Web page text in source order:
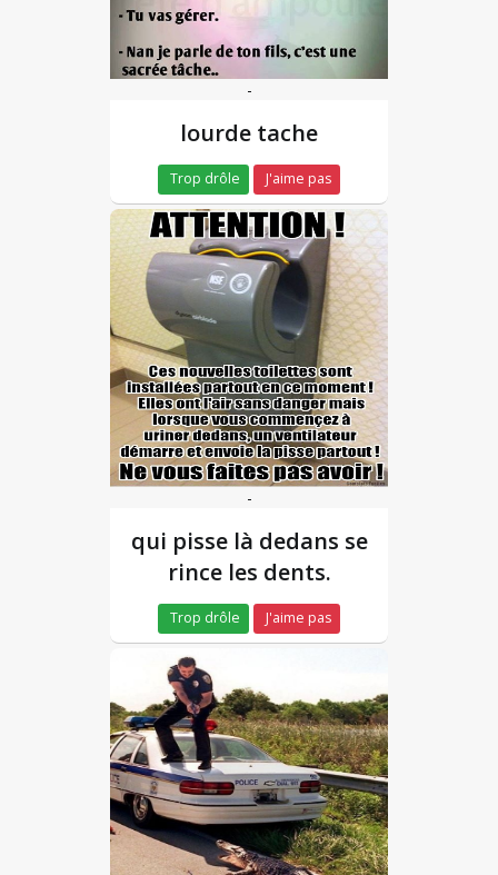
-
lourde tache
Trop drôle J'aime pas
-
qui pisse là dedans se
rince les dents.
Trop drôle J'aime pas